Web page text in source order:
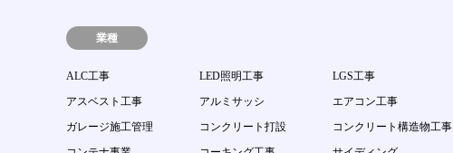
業種
ALC工事 LED照明工事 LGS工事
アスベスト工事
アルミサッシ エアコン工事
ガレージ施工管理
コンクリート打設
コンクリート構造物工事